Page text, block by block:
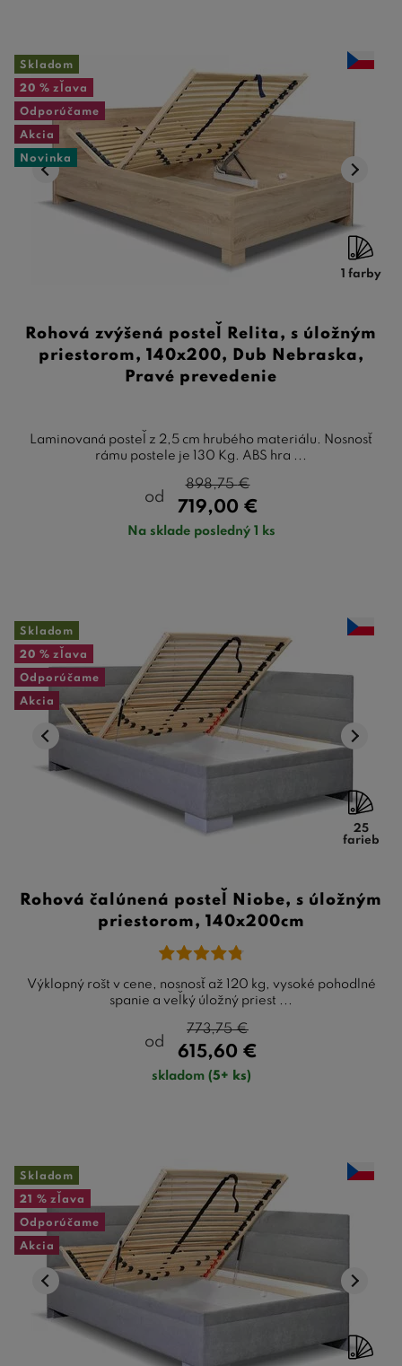
Skladom
20 % zľava
Odporúčame
Akcia
Novinka
1 farby
Rohová zvýšená posteľ Relita, s úložným
priestorom, 140x200, Dub Nebraska,
Pravé prevedenie
Laminovaná posteľ z 2,5 cm hrubého materiálu. Nosnosť
rámu postele je 130 Kg. ABS hra ...
od
719,00 €
898,75€
Na sklade posledný 1 ks
Skladom
20 % zľava
Odporúčame
Akcia
25
farieb
Rohová čalúnená posteľ Niobe, s úložným
priestorom, 140x200cm
Výklopný rošt v cene, nosnosť až 120 kg, vysoké pohodlné
spanie a veľký úložný priest ...
od
615,60 €
773,75€
skladom (5+ ks)
Skladom
21 % zľava
Odporúčame
Akcia